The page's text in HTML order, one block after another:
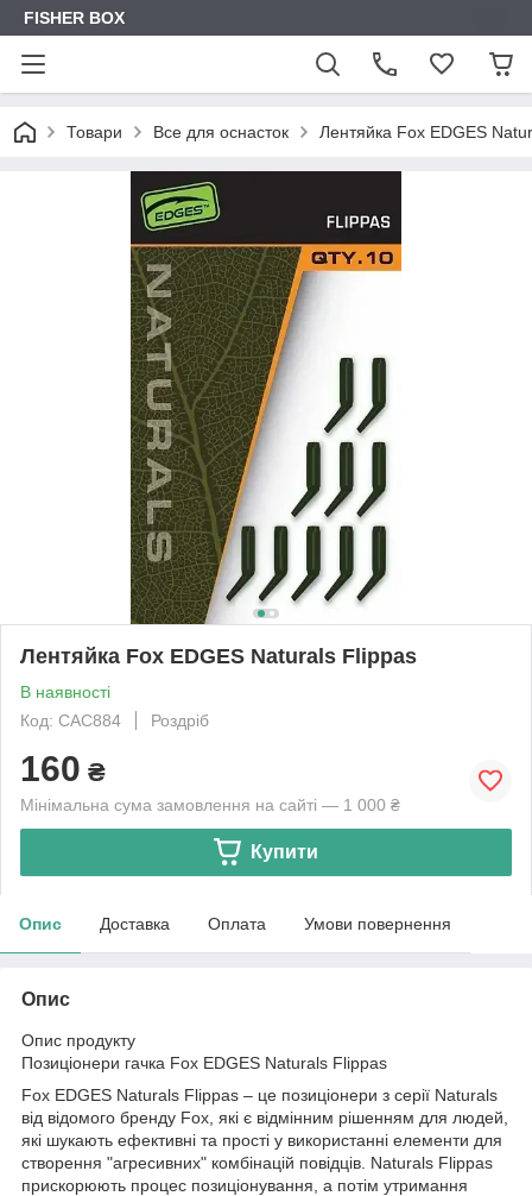
FISHER BOX
Товари Все для оснасток Лентяйка Fox EDGES
Лентяйка Fox EDGES Naturals Flippas
В наявності
Код: CAC884
Роздріб
160 ₴
Мінімальна сума замовлення на сайті — 1 000 ₴
Купити
Опис Доставка Оплата Умови повернення
Опис
Опис продукту
Позиціонери гачка Fox EDGES Naturals Flippas
Fox EDGES Naturals Flippas – це позиціонери з серії Naturals
від відомого бренду Fox, які є відмінним рішенням для людей,
які шукають ефективні та прості у використанні елементи для
створення "агресивних" комбінацій повідців. Naturals Flippas
прискорюють процес позиціонування, а потім утримання